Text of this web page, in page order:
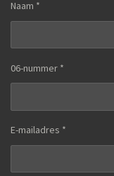
Naam *
06-nummer *
E-mailadres *